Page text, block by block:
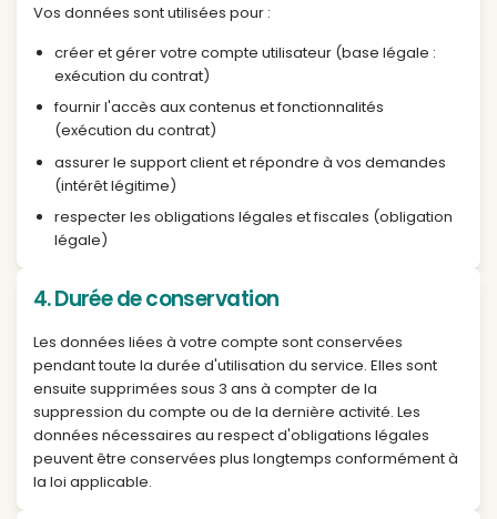
statut d'abonnement, historique des
informations liées à votre offre
préférences pédagogiques et données liées
progression sur la plateforme
3. Finalités et bases légales
Vos données sont utilisées pour :
créer et gérer votre compte utilisateur (base
fournir l'accès aux contenus et fonctionnalités
(exécution du contrat)
assurer le support client et répondre à vos
(intérêt légitime)
respecter les obligations légales et fiscales